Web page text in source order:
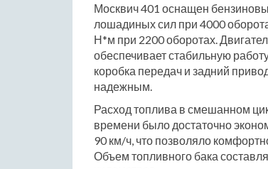
Москвич 401 оснащен
лошадиных сил при 4000
Н*м при 2200 оборотах.
обеспечивает стабильную
коробка передач и задний
надежным.
Расход топлива в смешанном
времени было достаточно
90 км/ч, что позволяло
Объем топливного бака